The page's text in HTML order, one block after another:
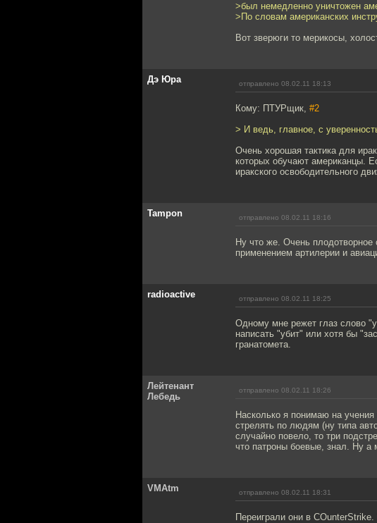
>был немедленно уничтожен
>По словам американских
Вот зверюги то мерикосы,
Дэ Юра отправлено 08.02.11 18:13
Кому: ПТУРщик, #2
> И ведь, главное, с
Очень хорошая тактика для
которых обучают американцы.
иракского освободительного
Tampon отправлено 08.02.11 18:16
Ну что же. Очень
применением артилерии и
radioactive отправлено 08.02.11 18:25
Одному мне режет глаз слово
написать "убит" или хотя бы
гранатомета.
Лейтенант
Лебедь
отправлено 08.02.11 18:26
Насколько я понимаю на
стрелять по людям (ну типа
случайно повело, то три
что патроны боевые, знал. Ну
VMAtm отправлено 08.02.11 18:31
Переиграли они в